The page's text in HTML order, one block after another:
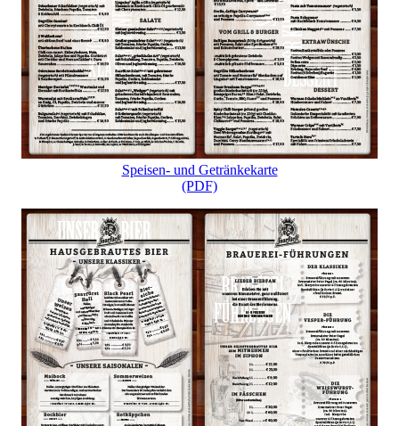
Speisen- und Getränkekarte
(PDF)